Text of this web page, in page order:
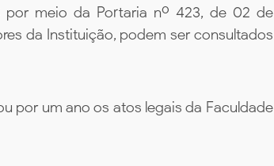
por meio da Portaria nº 423, de 02 de
da Instituição, podem ser consultados
por um ano os atos legais da Faculdade